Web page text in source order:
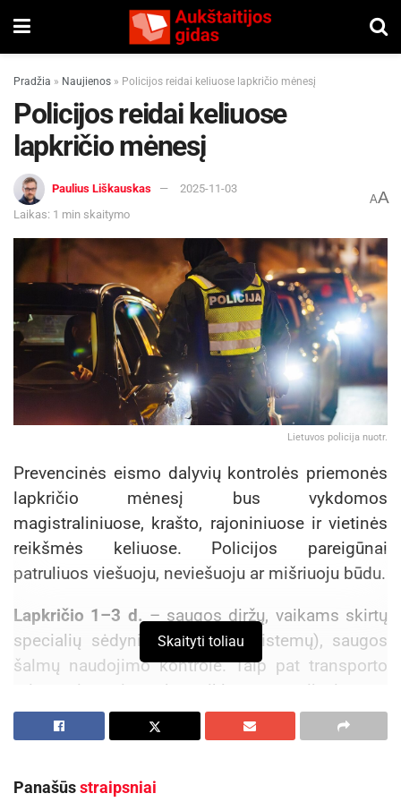
Pradžia » Naujienos » Policijos reidai keliuose lapkričio mėnesį
Policijos reidai keliuose
lapkričio mėnesį
Paulius Liškauskas
2025-11-03
Laikas: 1 min skaitymo
AA
Lietuvos policija nuotr.
Prevencinės eismo dalyvių kontrolės priemonės
lapkričio mėnesį bus vykdomos
magistraliniuose, krašto, rajoniniuose ir vietinės
reikšmės keliuose. Policijos pareigūnai
patruliuos viešuoju, neviešuoju ar mišriuoju būdu.
Lapkričio 1–3 d. – saugos diržų, vaikams skirtų
specialių sėdynių (prisegimo sistemų), saugos
šalmų naudojimo kontrolė. Taip pat transporto
priemonių vairuotojų veiklos, nesusijusios su
vairavimu (naudojimasis mobiliojo ryšio
priemonėmis vairuojant, kai neturima laisvų
Skaityti toliau
Panašūsstraipsniai